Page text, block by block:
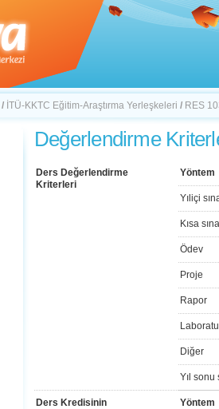
/ İTÜ-KKTC Eğitim-Araştırma Yerleşkeleri / RES
Değerlendirme
Ders Değerlendirme
Kriterleri
Yöntem
Yıliçi
Kısa
Ödev
Proje
Rapor
Diğer
Yıl sonu
Ders Kredisinin
Yöntem